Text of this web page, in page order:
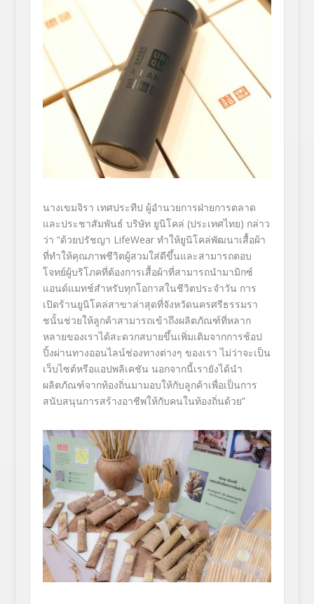
นางเขมจิรา เทศประทีป ผู้อำนวยการฝ่ายการตลาด
และประชาสัมพันธ์ บริษัท ยูนิโคล่ (ประเทศไทย) กล่าว
ว่า “ด้วยปรัชญา LifeWear ทำให้ยูนิโคล่พัฒนาเสื้อผ้า
ที่ทำให้คุณภาพชีวิตผู้สวมใส่ดีขึ้นและสามารถตอบ
โจทย์ผู้บริโภคที่ต้องการเสื้อผ้าที่สามารถนำมามิกซ์
แอนด์แมทช์สำหรับทุกโอกาสในชีวิตประจำวัน การ
เปิดร้านยูนิโคล่สาขาล่าสุดที่จังหวัดนครศรีธรรมรา
ชนั้นช่วยให้ลูกค้าสามารถเข้าถึงผลิตภัณฑ์ที่หลาก
หลายของเราได้สะดวกสบายขึ้นเพิ่มเติมจากการช้อป
ปิ้งผ่านทางออนไลน์ช่องทางต่างๆ ของเรา ไม่ว่าจะเป็น
เว็บไซต์หรือแอปพลิเคชัน นอกจากนี้เรายังได้นำ
ผลิตภัณฑ์จากท้องถิ่นมามอบให้กับลูกค้าเพื่อเป็นการ
สนับสนุนการสร้างอาชีพให้กับคนในท้องถิ่นด้วย”